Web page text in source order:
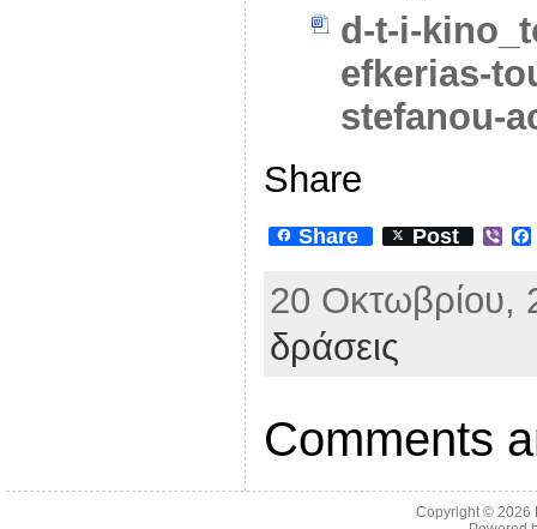
d-t-i-
efkerias-
stefanou-
Share
Share Post
V
e
r
20 Οκτωβρίου,
δράσεις
Comments
Copyright © 2026